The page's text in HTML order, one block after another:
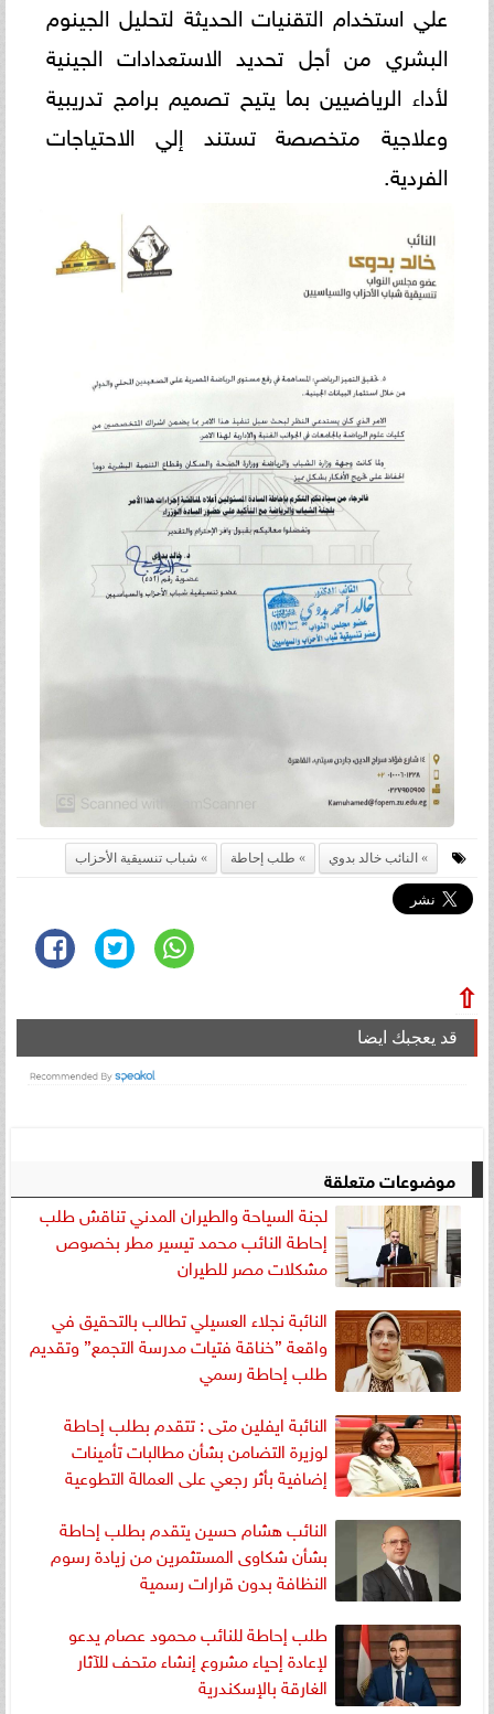
علي استخدام التقنيات الحديثة لتحليل الجينوم
البشري من أجل تحديد الاستعدادات الجينية
لأداء الرياضيين بما يتيح تصميم برامج تدريبية
وعلاجية متخصصة تستند إلي الاحتياجات
الفردية.
النائب خالد بدوي طلب إحاطة شباب تنسيقية الأحزاب
⇧
قد يعجبك ايضا
موضوعات متعلقة
لجنة السياحة والطيران المدني تناقش طلب
إحاطة النائب محمد تيسير مطر بخصوص
مشكلات مصر للطيران
النائبة نجلاء العسيلي تطالب بالتحقيق في
واقعة ”خناقة فتيات مدرسة التجمع” وتقديم
طلب إحاطة رسمي
النائبة ايفلين متى : تتقدم بطلب إحاطة
لوزيرة التضامن بشأن مطالبات تأمينات
إضافية بأثر رجعي على العمالة التطوعية
النائب هشام حسين يتقدم بطلب إحاطة
بشأن شكاوى المستثمرين من زيادة رسوم
النظافة بدون قرارات رسمية
طلب إحاطة للنائب محمود عصام يدعو
لإعادة إحياء مشروع إنشاء متحف للآثار
الغارقة بالإسكندرية